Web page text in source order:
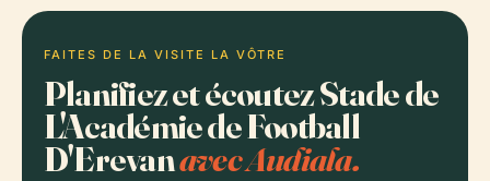
FAITES DE LA VISITE LA VÔTRE
Planifiez et écoutez Stade de
L'Académie de Football
D'Erevanavec Audiala.